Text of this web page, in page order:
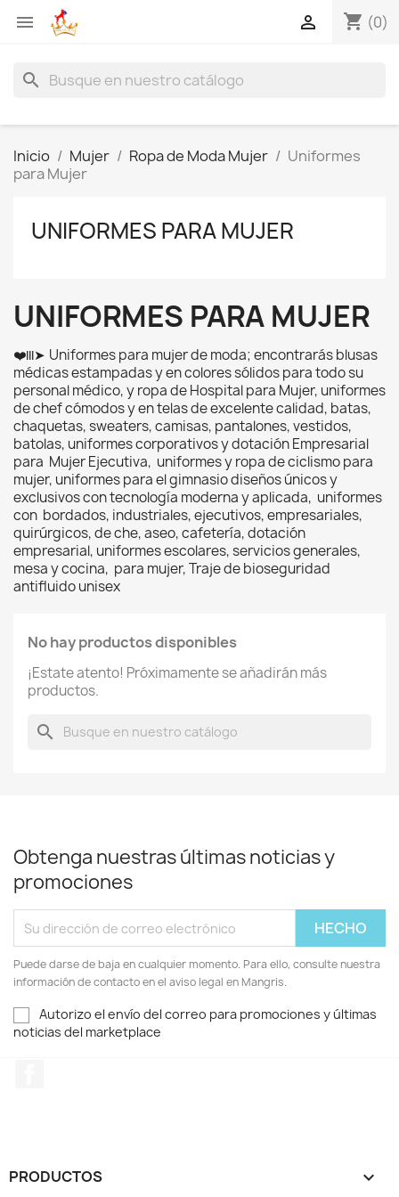
 shopping_cart (0)

search
Inicio Mujer Ropa de Moda Mujer
Uniformes
para Mujer
UNIFORMES PARA MUJER
UNIFORMES PARA MUJER
❤️lll➤ Uniformes para mujer de moda; encontrarás blusas
médicas estampadas y en colores sólidos para todo su
personal médico, y ropa de Hospital para Mujer, uniformes
de chef cómodos y en telas de excelente calidad, batas,
chaquetas, sweaters, camisas, pantalones, vestidos,
batolas, uniformes corporativos y dotación Empresarial
para Mujer Ejecutiva, uniformes y ropa de ciclismo para
mujer, uniformes para el gimnasio diseños únicos y
exclusivos con tecnología moderna y aplicada, uniformes
con bordados, industriales, ejecutivos, empresariales,
quirúrgicos, de che, aseo, cafetería, dotación
empresarial, uniformes escolares, servicios generales,
mesa y cocina, para mujer, Traje de bioseguridad
antifluido unisex
No hay productos disponibles
¡Estate atento! Próximamente se añadirán más
productos.
search
Obtenga nuestras últimas noticias y
promociones
Puede darse de baja en cualquier momento. Para ello, consulte nuestra
información de contacto en el aviso legal en Mangris.
Autorizo el envío del correo para promociones y últimas
noticias del marketplace
PRODUCTOS 